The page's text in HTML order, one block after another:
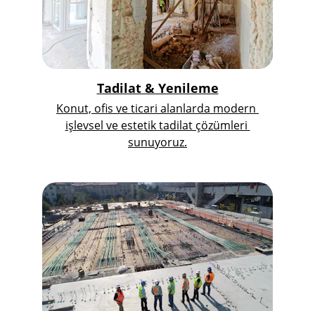
Tadilat & Yenileme
Konut, ofis ve ticari alanlarda modern
işlevsel ve estetik tadilat çözümleri
sunuyoruz.